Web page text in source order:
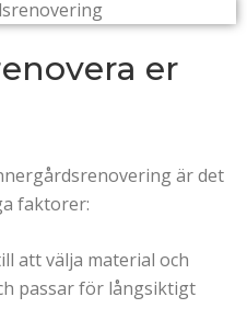
er
är det
faktorer:
att välja material och
passar för långsiktigt